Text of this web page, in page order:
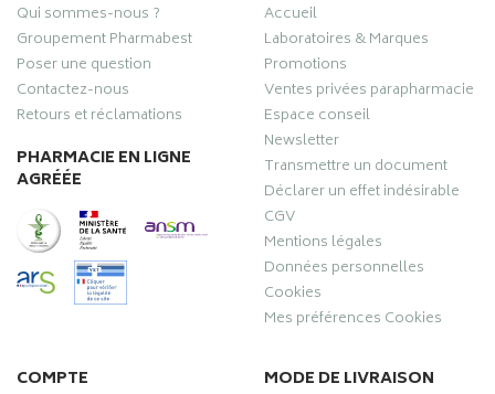
Qui sommes-nous ?
Groupement Pharmabest
Poser une question
Contactez-nous
Retours et réclamations
PHARMACIE EN LIGNE
AGRÉÉE
Accueil
Laboratoires & Marques
Promotions
Ventes privées parapharmacie
Espace conseil
Newsletter
Transmettre un document
Déclarer un effet indésirable
CGV
Mentions légales
Données personnelles
Cookies
Mes préférences Cookies
COMPTE MODE DE LIVRAISON